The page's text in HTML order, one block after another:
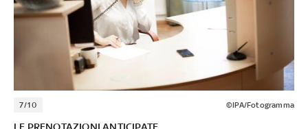
7/10 ©IPA/Fotogramma
LE PRENOTAZIONI ANTICIPATE